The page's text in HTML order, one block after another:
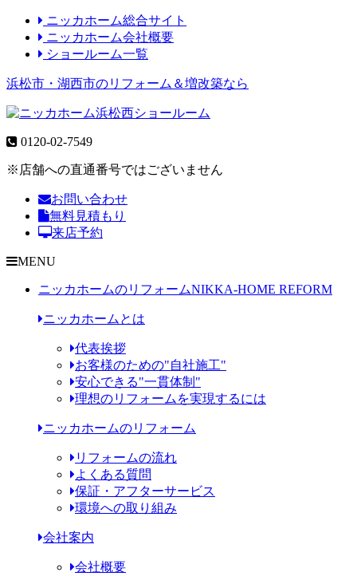
ニッカホーム総合サイト
ニッカホーム会社概要
ショールーム一覧
浜松市・湖西市のリフォーム＆増改築なら
0120-02-7549
※店舗への直通番号ではございません
お問い合わせ
無料見積もり
来店予約
MENU
ニッカホームのリフォームNIKKA-HOME REFORM
ニッカホームとは
代表挨拶
お客様のための"自社施工"
安心できる"一貫体制"
理想のリフォームを実現するには
ニッカホームのリフォーム
リフォームの流れ
よくある質問
保証・アフターサービス
環境への取り組み
会社案内
会社概要